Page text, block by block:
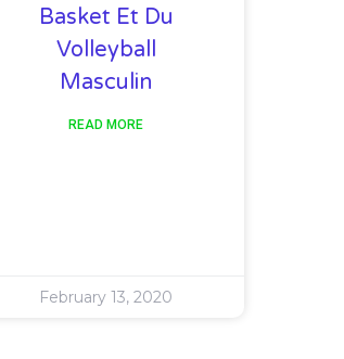
Basket Et Du
Volleyball
Masculin
READ MORE
February 13, 2020